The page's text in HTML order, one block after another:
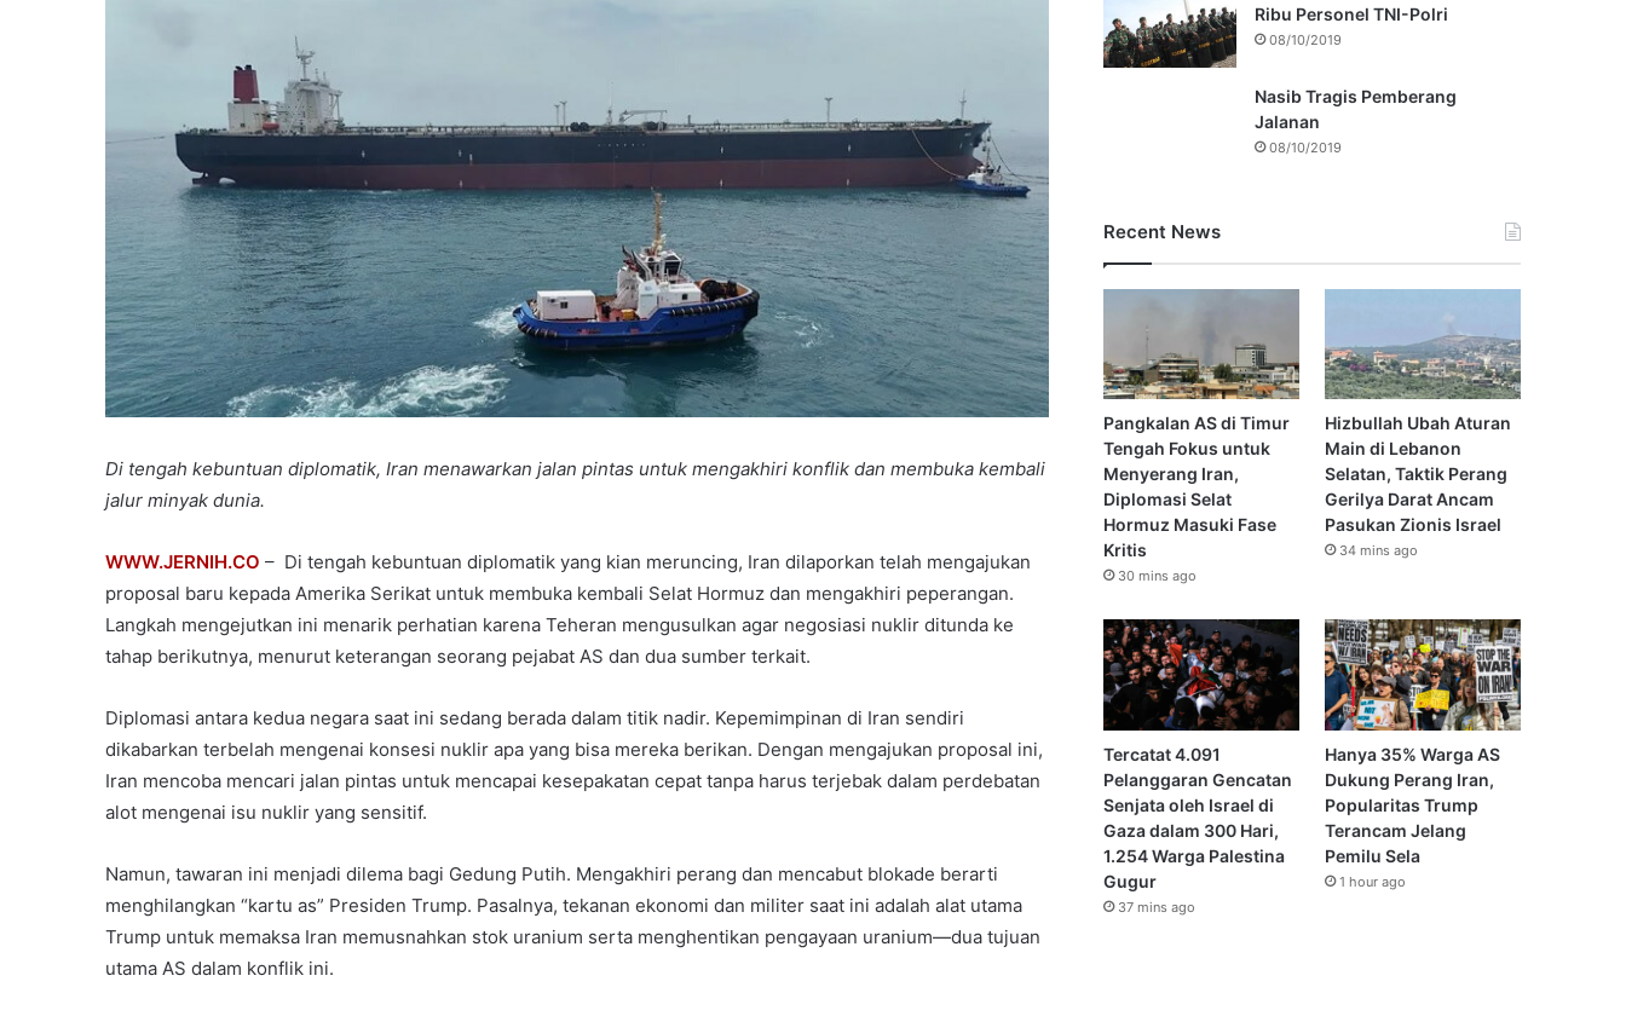
Di tengah kebuntuan diplomatik, Iran menawarkan jalan pintas untuk mengakhiri konflik dan membuka kembali
jalur minyak dunia.
WWW.JERNIH.CO – Di tengah kebuntuan diplomatik yang kian meruncing, Iran dilaporkan telah mengajukan
proposal baru kepada Amerika Serikat untuk membuka kembali Selat Hormuz dan mengakhiri peperangan.
Langkah mengejutkan ini menarik perhatian karena Teheran mengusulkan agar negosiasi nuklir ditunda ke
tahap berikutnya, menurut keterangan seorang pejabat AS dan dua sumber terkait.
Diplomasi antara kedua negara saat ini sedang berada dalam titik nadir. Kepemimpinan di Iran sendiri
dikabarkan terbelah mengenai konsesi nuklir apa yang bisa mereka berikan. Dengan mengajukan proposal ini,
Iran mencoba mencari jalan pintas untuk mencapai kesepakatan cepat tanpa harus terjebak dalam perdebatan
alot mengenai isu nuklir yang sensitif.
Namun, tawaran ini menjadi dilema bagi Gedung Putih. Mengakhiri perang dan mencabut blokade berarti
menghilangkan “kartu as” Presiden Trump. Pasalnya, tekanan ekonomi dan militer saat ini adalah alat utama
Trump untuk memaksa Iran memusnahkan stok uranium serta menghentikan pengayaan uranium—dua tujuan
utama AS dalam konflik ini.
Ribu Personel TNI-Polri
08/10/2019
Nasib Tragis Pemberang
Jalanan
08/10/2019
Recent News
Pangkalan AS di Timur
Tengah Fokus untuk
Menyerang Iran,
Diplomasi Selat
Hormuz Masuki Fase
Kritis
30 mins ago
Hizbullah Ubah Aturan
Main di Lebanon
Selatan, Taktik Perang
Gerilya Darat Ancam
Pasukan Zionis Israel
34 mins ago
Tercatat 4.091
Pelanggaran Gencatan
Senjata oleh Israel di
Gaza dalam 300 Hari,
1.254 Warga Palestina
Gugur
37 mins ago
Hanya 35% Warga AS
Dukung Perang Iran,
Popularitas Trump
Terancam Jelang
Pemilu Sela
1 hour ago